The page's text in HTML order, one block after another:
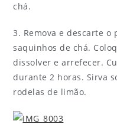
chá.
3. Remova e descarte o
saquinhos de chá.
dissolver e arrefecer.
durante 2 horas. Sirva
rodelas de limão.